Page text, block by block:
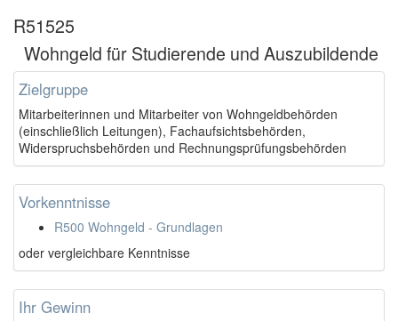
R51525
Wohngeld für Studierende und Auszubildende
Zielgruppe
Mitarbeiterinnen und Mitarbeiter von Wohngeldbehörden
(einschließlich Leitungen), Fachaufsichtsbehörden,
Widerspruchsbehörden und Rechnungsprüfungsbehörden
Vorkenntnisse
R500 Wohngeld - Grundlagen
oder vergleichbare Kenntnisse
Ihr Gewinn